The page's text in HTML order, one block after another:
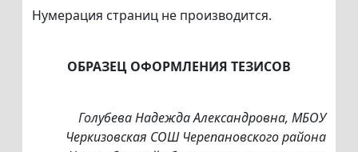
Нумерация страниц не производится.
ОБРАЗЕЦ ОФОРМЛЕНИЯ ТЕЗИСОВ
Голубева Надежда Александровна, МБОУ
Черкизовская СОШ Черепановского района